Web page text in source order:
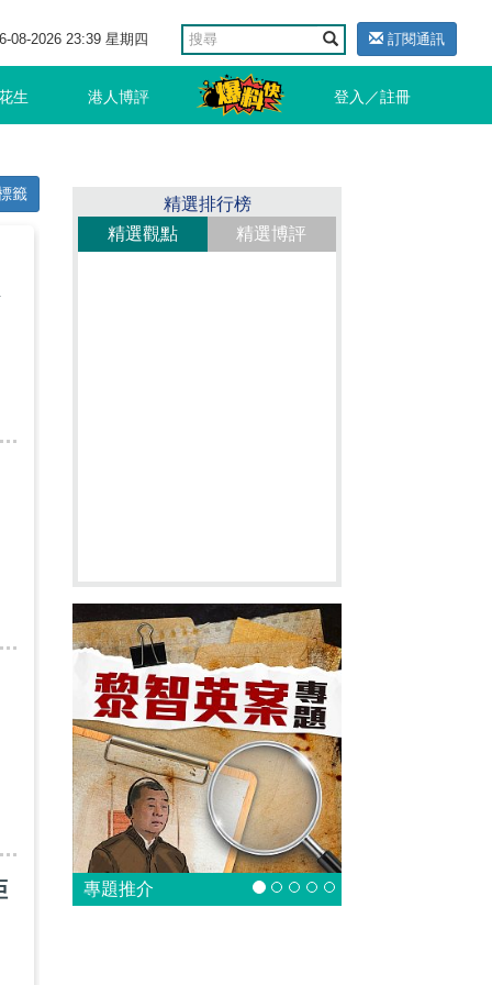
08-2026 23:39 星期四 訂閱通訊
生 港人博評 登入／註冊
籤
精選排行榜
精選觀點
精選博評
專題推介